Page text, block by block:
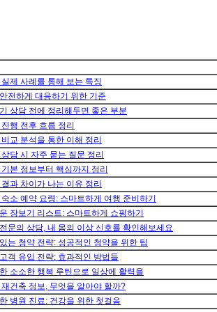
제 사례를 통해 보는 특징
전하게 대응하기 위한 기준
상담 전에 정리해두면 좋은 부분
행 전후 흐름 정리
교 분석을 통한 이해 정리
담 시 자주 묻는 질문 정리
본 정보부터 핵심까지 정리
과 차이가 나는 이유 정리
소 예약 요령: 스마트하게 여행 준비하기
장보기 리스트: 스마트하게 쇼핑하기
문의 상담, 내 몸의 이상 신호를 확인해보세요
는 청약 전략: 성공적인 청약을 위한 팁
객 유입 전략: 효과적인 방법들
소소한 행복 루틴으로 일상에 활력을
건축 정보, 무엇을 알아야 할까?
병원 진료: 건강을 위한 첫걸음